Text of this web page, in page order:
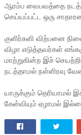
ஆரம்ப வைபவத்தை
செய்யப்பட்ட ஒரு
குளிர்களி விற்பனை
விழா எடுத்தவர்கள்
மாற்றுகின்ற இச்
நடத்தாமல் நள்ளிரவு
யாருக்கும் தெரியாமல்
கேள்வியும் ஏழாமல்